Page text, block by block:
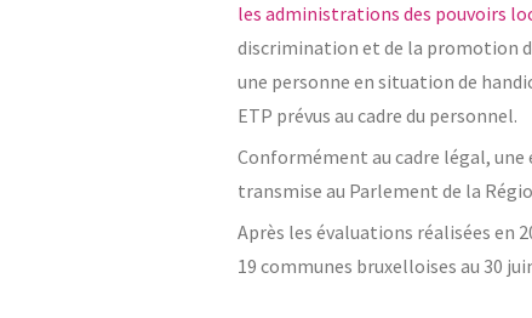
les administrations des pouvoirs
discrimination et de la promotion
une personne en situation de
ETP prévus au cadre du personnel.
Conformément au cadre légal,
transmise au Parlement de la
Après les évaluations réalisées en
19 communes bruxelloises au 30